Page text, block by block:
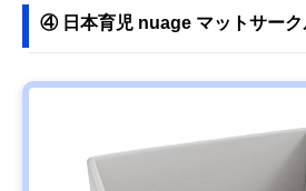
④ 日本育児 nuage マットサーク